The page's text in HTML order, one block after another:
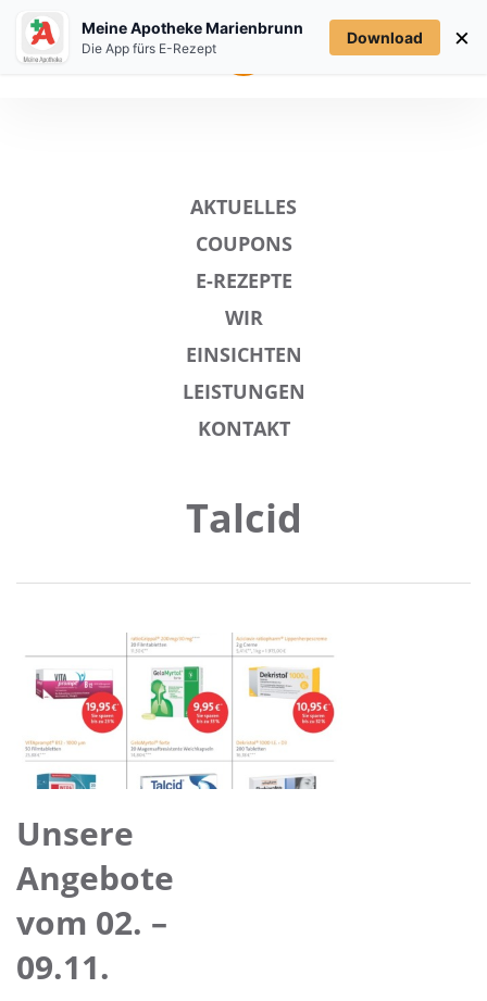
MENÜ
AKTUELLES
COUPONS
E-REZEPTE
WIR
EINSICHTEN
LEISTUNGEN
KONTAKT
Talcid
Unsere
Angebote
vom 02. –
09.11.
Meine Apotheke Marienbrunn
Die App fürs E-Rezept
Download ×